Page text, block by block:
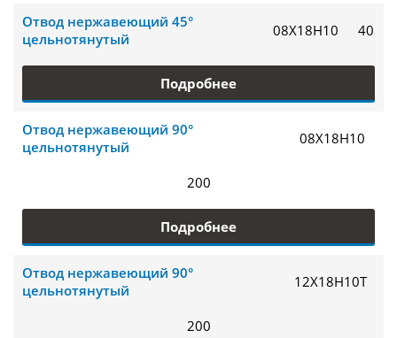
Отвод нержавеющий 45°
цельнотянутый
08Х18Н10 40
Подробнее
Отвод нержавеющий 90°
цельнотянутый
08Х18Н10
200
Подробнее
Отвод нержавеющий 90°
цельнотянутый
12Х18Н10Т
200